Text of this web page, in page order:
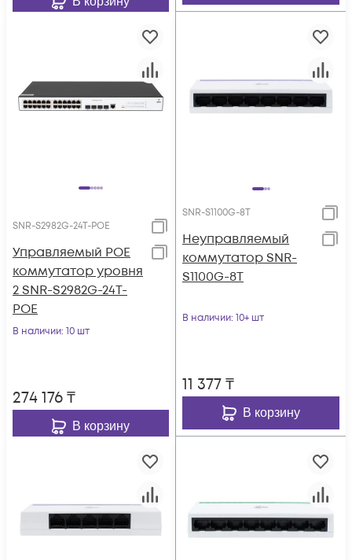
SNR-S2982G-24T-POE
Управляемый POE
коммутатор уровня
2 SNR-S2982G-24T-
POE
В наличии: 10 шт
274 176₸
В корзину
SNR-S1100G-8T
Неуправляемый
коммутатор SNR-
S1100G-8T
В наличии: 10+ шт
11 377₸
В корзину